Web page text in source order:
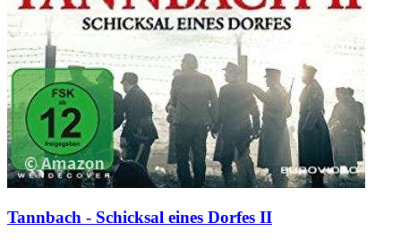
Tannbach - Schicksal eines Dorfes II